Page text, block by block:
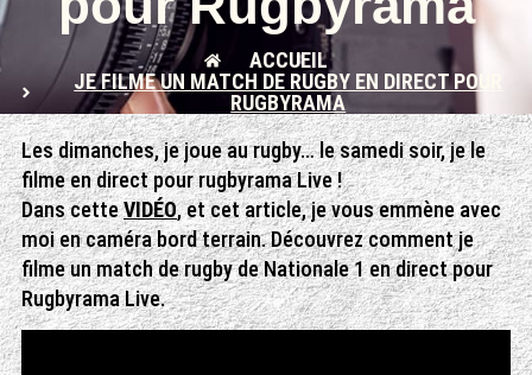
ACCUEIL
JE FILME UN MATCH DE RUGBY EN DIRECT POUR
RUGBYRAMA
Les dimanches, je joue au rugby… le samedi soir, je le
filme en direct pour rugbyrama Live !
Dans cetteVIDÉO, et cet article, je vous emmène avec
moi en caméra bord terrain. Découvrez comment je
filme un match de rugby de Nationale 1 en direct pour
Rugbyrama Live.